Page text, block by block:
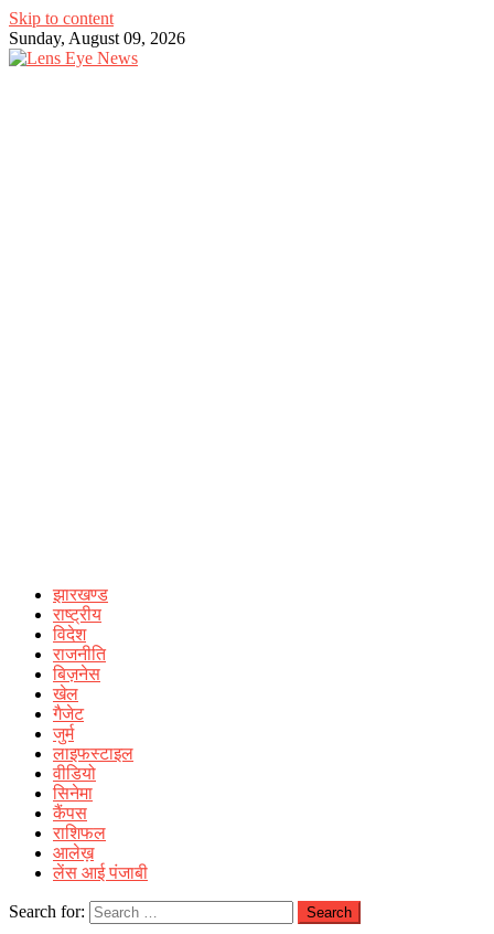
Skip to content
Sunday, August 09, 2026
झारखण्ड
राष्ट्रीय
विदेश
राजनीति
बिज़नेस
खेल
गैजेट
जुर्म
लाइफस्टाइल
वीडियो
सिनेमा
कैंपस
राशिफल
आलेख़
लेंस आई पंजाबी
Search for: